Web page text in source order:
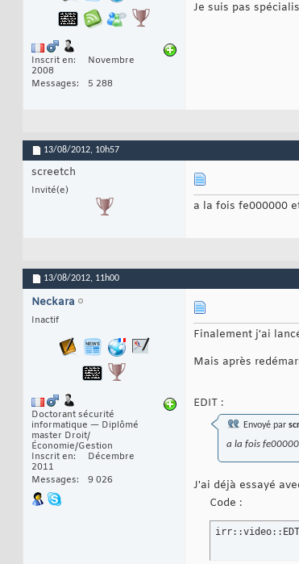
Inscrit en
Novembre
2008
Messages
5 288
Je suis pas
13/08/2012, 10h57
screetch
Invité(e)
a la fois fe000000
13/08/2012, 11h00
Neckara
Inactif
Doctorant sécurité
informatique — Diplômé
master Droit/
Économie/Gestion
Inscrit en
Décembre
2011
Messages
9 026
Finalement j'ai
Mais après
EDIT :
Envoyé par
a la fois
J'ai déjà essayé
Code :